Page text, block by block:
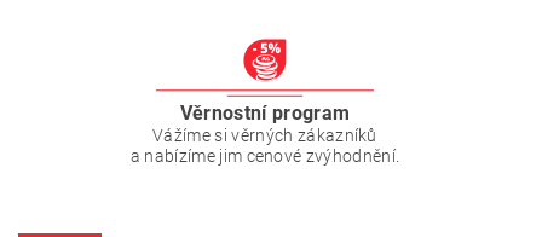
Věrnostní program
Vážíme si věrných zákazníků
a nabízíme jim cenové zvýhodnění.